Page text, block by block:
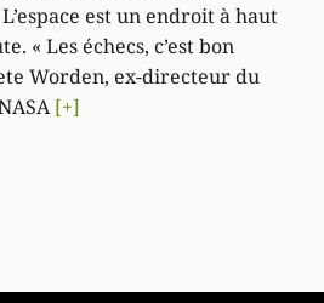
est un endroit à haut
« Les échecs, c’est bon
Worden, ex-directeur du
[+]